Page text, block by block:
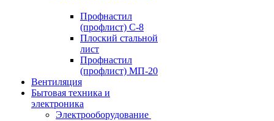
Профнастил
(профлист) С-8
Плоский стальной
лист
Профнастил
(профлист) МП-20
Вентиляция
Бытовая техника и
электроника
Электрооборудование